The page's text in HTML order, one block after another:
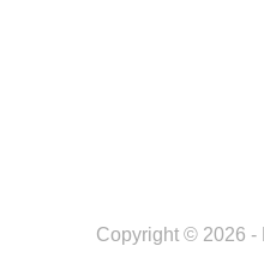
Copyright © 2026 -